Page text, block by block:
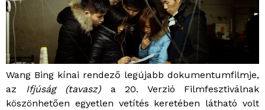
Wang Bing kínai rendező legújabb dokumentumfilmje,
az Ifjúság (tavasz) a 20. Verzió Filmfesztiválnak
köszönhetően egyetlen vetítés keretében látható volt